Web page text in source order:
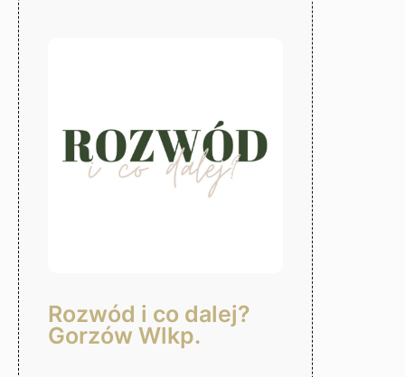
Rozwód i co dalej?
Gorzów Wlkp.